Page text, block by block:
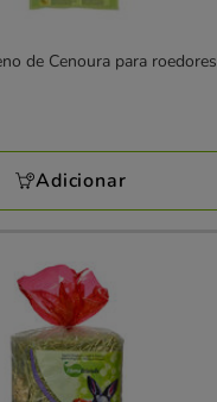
de Cenoura para roedores
Adicionar